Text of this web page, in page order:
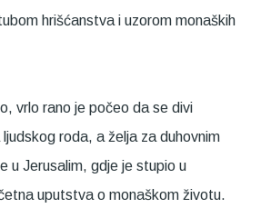
hrišćanstva i uzorom monaških
vrlo rano je počeo da se divi
roda, a želja za duhovnim
u Jerusalim, gdje je stupio u
uputstva o monaškom životu.